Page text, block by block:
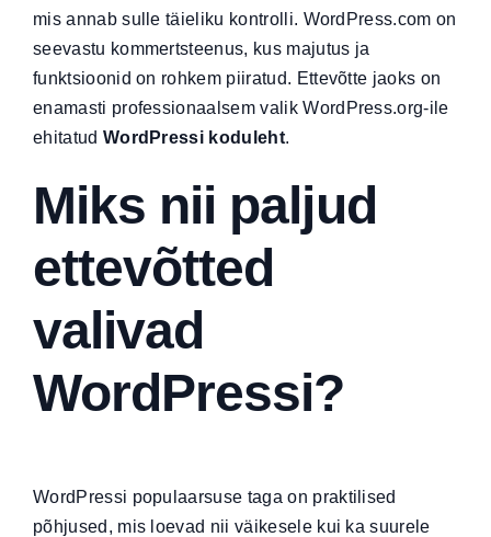
mis annab sulle täieliku kontrolli. WordPress.com on
seevastu kommertsteenus, kus majutus ja
funktsioonid on rohkem piiratud. Ettevõtte jaoks on
enamasti professionaalsem valik WordPress.org-ile
ehitatud WordPressi koduleht.
Miks nii paljud
ettevõtted
valivad
WordPressi?
WordPressi populaarsuse taga on praktilised
põhjused, mis loevad nii väikesele kui ka suurele